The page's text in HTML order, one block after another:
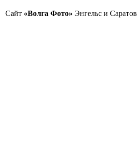
Сайт «Волга Фото» Энгельс и Саратов